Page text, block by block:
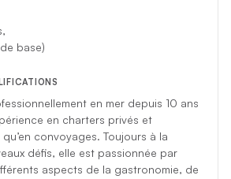
base)
en mer depuis 10 ans
en charters privés et
convoyages. Toujours à la
défis, elle est passionnée par
aspects de la gastronomie, de